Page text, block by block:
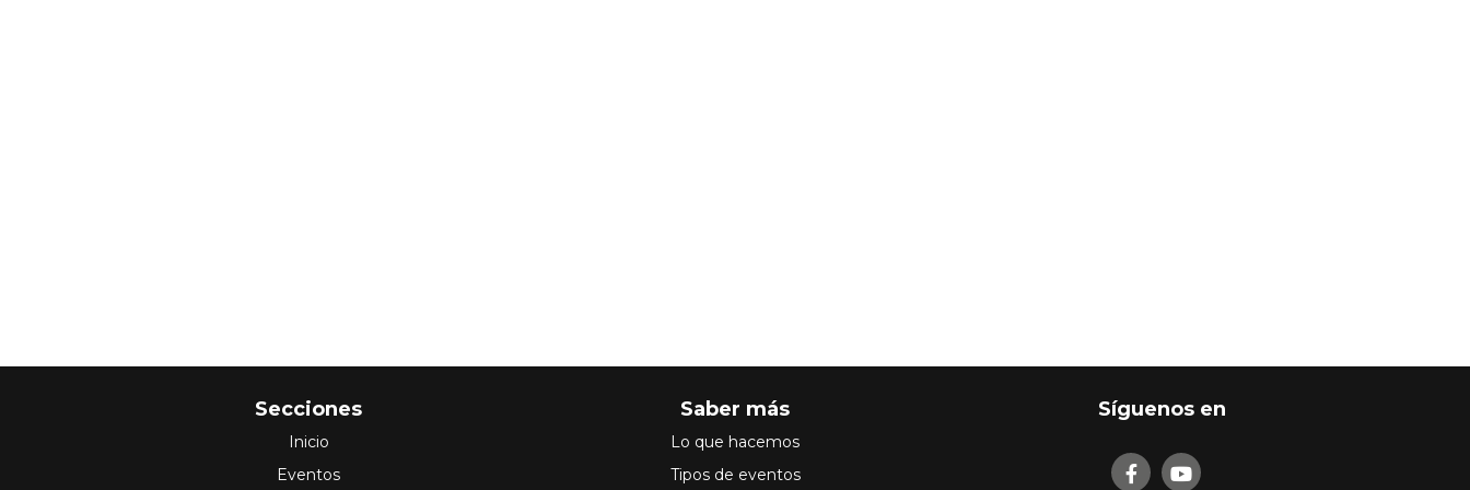
Secciones
Inicio
Eventos
Saber más
Lo que hacemos
Tipos de eventos
Síguenos en